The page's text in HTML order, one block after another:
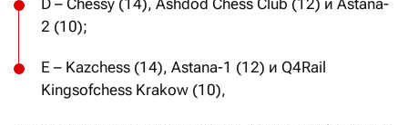
D – Chessy (14), Ashdod Chess Club (12) и Astana-
2 (10);
E – Kazchess (14), Astana-1 (12) и Q4Rail
Kingsofchess Krakow (10),